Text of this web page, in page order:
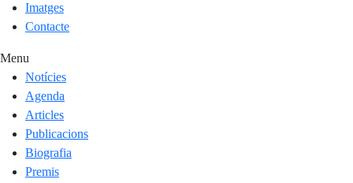
Imatges
Contacte
Menu
Notícies
Agenda
Articles
Publicacions
Biografia
Premis